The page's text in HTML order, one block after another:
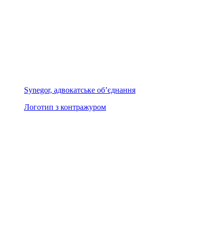
Synegor, адвокатське об’єднання
Логотип з контражуром